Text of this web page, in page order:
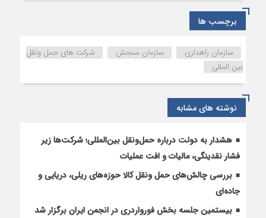
تأسیس
و
فعالیت
های
حمل
و
بین
المللی
کالا
اعلام
برچسب ها
سازمان راهداری سازمان سنجش
شرکت های حمل ونقل
بین المللی
نوشته های مشابه
هشدار به دولت درباره حمل‌ونقل بین‌المللی؛ شرکت‌ها زیر
فشار نقدینگی، مالیات و افت عملیات
بررسی چالش‌های حمل ونقل کالا حوزه‌های ریلی، دریایی و
جاده‌ای
بیستمین جلسه بخش فورواردری در انجمن ایران برگزار شد